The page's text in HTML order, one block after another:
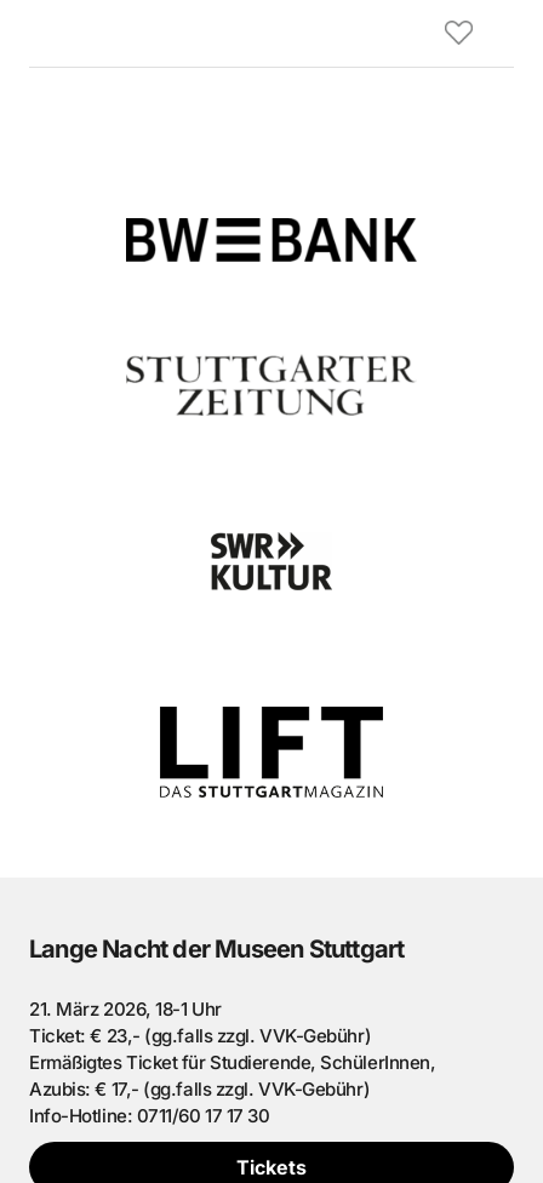
Lange Nacht der Museen Stuttgart
21. März 2026, 18-1 Uhr
Ticket: € 23,- (gg.falls zzgl. VVK-Gebühr)
Ermäßigtes Ticket für Studierende, SchülerInnen,
Azubis: € 17,- (gg.falls zzgl. VVK-Gebühr)
Info-Hotline: 0711/60 17 17 30
Tickets